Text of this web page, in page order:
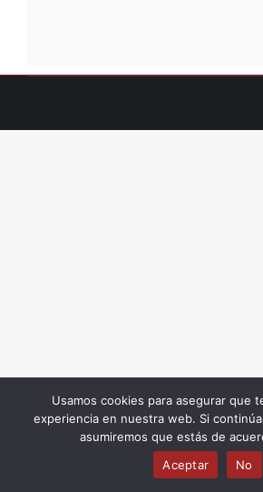
Usamos cookies para asegurar que
experiencia en nuestra web. Si
asumiremos que estás de
Aceptar
No